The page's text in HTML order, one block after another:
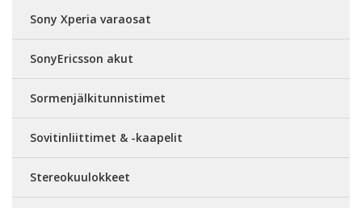
Sony Xperia varaosat
SonyEricsson akut
Sormenjälkitunnistimet
Sovitinliittimet & -kaapelit
Stereokuulokkeet